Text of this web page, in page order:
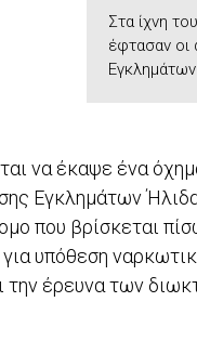
Στα ίχνη
έφτασαν οι
να έκαψε ένα
Εγκλημάτων
που βρίσκεται
υπόθεση
την έρευνα των